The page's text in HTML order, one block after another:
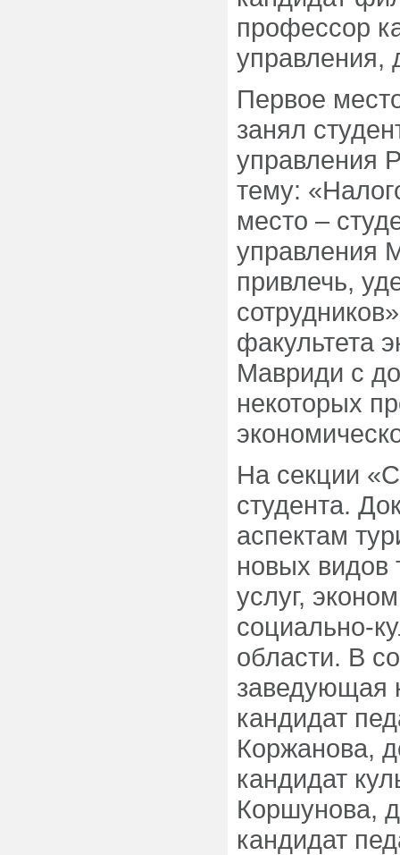
профессор
управления,
Первое
занял
управления
тему:
место –
управления
привлечь,
факультета
Мавриди с
некоторых
На секции
студента.
аспектам
новых видов
услуг,
социально-
области. В
заведующая
кандидат
Коржанова,
кандидат
Коршунова,
кандидат